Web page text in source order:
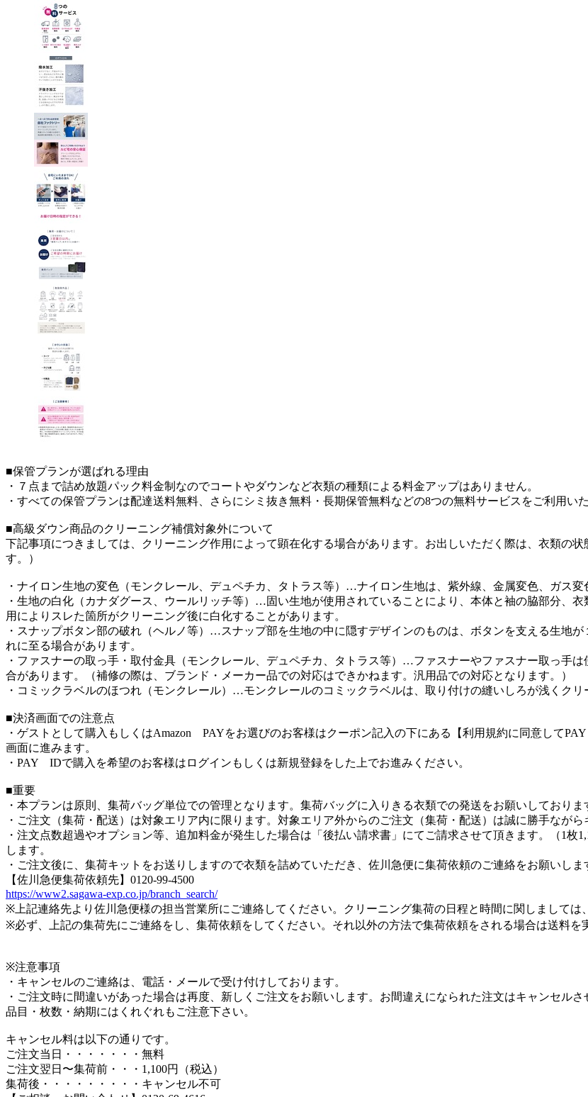
■保管プランが選ばれる理由
・７点まで詰め放題パック料金制なのでコートやダウンなど衣類の種類による料金アップはありません。
・すべての保管プランは配達送料無料、さらにシミ抜き無料・長期保管無料などの8つの無料サービスをご利用いた
■高級ダウン商品のクリーニング補償対象外について
下記事項につきましては、クリーニング作用によって顕在化する場合があります。お出しいただく際は、衣類の
す。）
・ナイロン生地の変色（モンクレール、デュペチカ、タトラス等）…ナイロン生地は、紫外線、金属変色、ガス
・生地の白化（カナダグース、ウールリッチ等）…固い生地が使用されていることにより、本体と袖の脇部分、
用によりスレた箇所がクリーニング後に白化することがあります。
・スナップボタン部の破れ（ヘルノ等）…スナップ部を生地の中に隠すデザインのものは、ボタンを支える生地
れに至る場合があります。
・ファスナーの取っ手・取付金具（モンクレール、デュペチカ、タトラス等）…ファスナーやファスナー取っ手
合があります。（補修の際は、ブランド・メーカー品での対応はできかねます。汎用品での対応となります。）
・コミックラベルのほつれ（モンクレール）…モンクレールのコミックラベルは、取り付けの縫いしろが浅くクリ
■決済画面での注意点
・ゲストとして購入もしくはAmazon PAYをお選びのお客様はクーポン記入の下にある【利用規約に同意して
画面に進みます。
・PAY IDで購入を希望のお客様はログインもしくは新規登録をした上でお進みください。
■重要
・本プランは原則、集荷バッグ単位での管理となります。集荷バッグに入りきる衣類での発送をお願いしており
・ご注文（集荷・配送）は対象エリア内に限ります。対象エリア外からのご注文（集荷・配送）は誠に勝手ながら
・注文点数超過やオプション等、追加料金が発生した場合は「後払い請求書」にてご請求させて頂きます。（1
します。
・ご注文後に、集荷キットをお送りしますので衣類を詰めていただき、佐川急便に集荷依頼のご連絡をお願いしま
【佐川急便集荷依頼先】0120-99-4500
https://www2.sagawa-exp.co.jp/branch_search/
※上記連絡先より佐川急便様の担当営業所にご連絡してください。クリーニング集荷の日程と時間に関しましては
※必ず、上記の集荷先にご連絡をし、集荷依頼をしてください。それ以外の方法で集荷依頼をされる場合は送料を
※注意事項
・キャンセルのご連絡は、電話・メールで受け付けしております。
・ご注文時に間違いがあった場合は再度、新しくご注文をお願いします。お間違えになられた注文はキャンセル
品目・枚数・納期にはくれぐれもご注意下さい。
キャンセル料は以下の通りです。
ご注文当日・・・・・・・無料
ご注文翌日〜集荷前・・・1,100円（税込）
集荷後・・・・・・・・・キャンセル不可